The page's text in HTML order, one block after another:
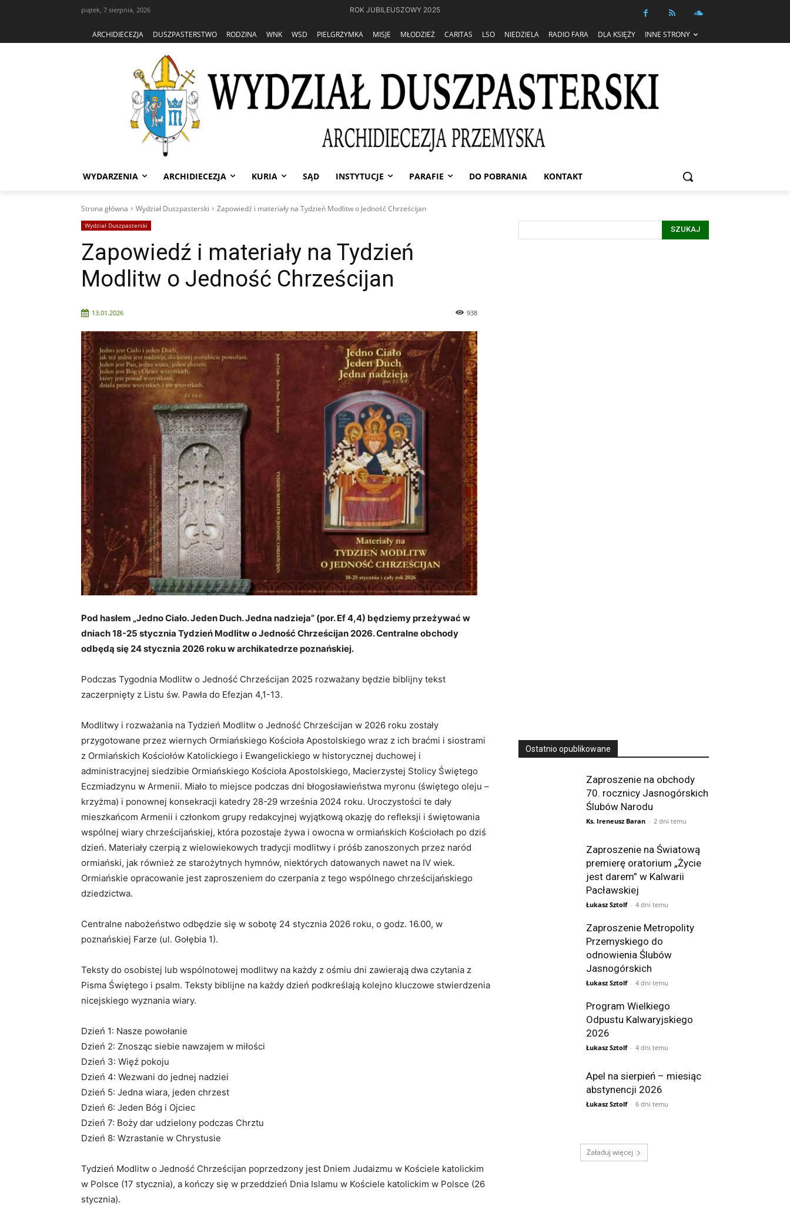
piątek, 7 sierpnia, 2026 ROK JUBILEUSZOWY 2025
ARCHIDIECEZJA DUSZPASTERSTWO RODZINA WNK WSD PIELGRZYMKA MISJE MŁODZIEŻ CARITAS LSO NIEDZIELA RADIO FARA DLA KSIĘŻY INNE STRONY
WYDARZENIA ARCHIDIECEZJA KURIA SĄD INSTYTUCJE PARAFIE DO POBRANIA KONTAKT
Strona główna Wydział Duszpasterski Zapowiedź i materiały na Tydzień Modlitw o Jedność Chrześcijan
Wydział Duszpasterski
Zapowiedź i materiały na Tydzień
Modlitw o Jedność Chrześcijan
13.01.2026 938
Pod hasłem „Jedno Ciało. Jeden Duch. Jedna nadzieja” (por. Ef 4,4) będziemy przeżywać w
dniach 18-25 stycznia Tydzień Modlitw o Jedność Chrześcijan 2026. Centralne obchody
odbędą się 24 stycznia 2026 roku w archikatedrze poznańskiej.
Podczas Tygodnia Modlitw o Jedność Chrześcijan 2025 rozważany będzie biblijny tekst
zaczerpnięty z Listu św. Pawła do Efezjan 4,1-13.
Modlitwy i rozważania na Tydzień Modlitw o Jedność Chrześcijan w 2026 roku zostały
przygotowane przez wiernych Ormiańskiego Kościoła Apostolskiego wraz z ich braćmi i siostrami
z Ormiańskich Kościołów Katolickiego i Ewangelickiego w historycznej duchowej i
administracyjnej siedzibie Ormiańskiego Kościoła Apostolskiego, Macierzystej Stolicy Świętego
Eczmiadzynu w Armenii. Miało to miejsce podczas dni błogosławieństwa myronu (świętego oleju –
krzyżma) i ponownej konsekracji katedry 28-29 września 2024 roku. Uroczystości te dały
mieszkańcom Armenii i członkom grupy redakcyjnej wyjątkową okazję do refleksji i świętowania
wspólnej wiary chrześcijańskiej, która pozostaje żywa i owocna w ormiańskich Kościołach po dziś
dzień. Materiały czerpią z wielowiekowych tradycji modlitwy i próśb zanoszonych przez naród
ormiański, jak również ze starożytnych hymnów, niektórych datowanych nawet na IV wiek.
Ormiańskie opracowanie jest zaproszeniem do czerpania z tego wspólnego chrześcijańskiego
dziedzictwa.
Centralne nabożeństwo odbędzie się w sobotę 24 stycznia 2026 roku, o godz. 16.00, w
poznańskiej Farze (ul. Gołębia 1).
Teksty do osobistej lub wspólnotowej modlitwy na każdy z ośmiu dni zawierają dwa czytania z
Pisma Świętego i psalm. Teksty biblijne na każdy dzień podkreślają kolejno kluczowe stwierdzenia
nicejskiego wyznania wiary.
Dzień 1: Nasze powołanie
Dzień 2: Znosząc siebie nawzajem w miłości
Dzień 3: Więź pokoju
Dzień 4: Wezwani do jednej nadziei
Dzień 5: Jedna wiara, jeden chrzest
Dzień 6: Jeden Bóg i Ojciec
Dzień 7: Boży dar udzielony podczas Chrztu
Dzień 8: Wzrastanie w Chrystusie
Tydzień Modlitw o Jedność Chrześcijan poprzedzony jest Dniem Judaizmu w Kościele katolickim
w Polsce (17 stycznia), a kończy się w przeddzień Dnia Islamu w Kościele katolickim w Polsce (26
stycznia).
SZUKAJ
Ostatnio opublikowane
Zaproszenie na obchody
70. rocznicy Jasnogórskich
Ślubów Narodu
Ks. Ireneusz Baran - 2 dni temu
Zaproszenie na Światową
premierę oratorium „Życie
jest darem” w Kalwarii
Pacławskiej
Łukasz Sztolf - 4 dni temu
Zaproszenie Metropolity
Przemyskiego do
odnowienia Ślubów
Jasnogórskich
Łukasz Sztolf - 4 dni temu
Program Wielkiego
Odpustu Kalwaryjskiego
2026
Łukasz Sztolf - 4 dni temu
Apel na sierpień – miesiąc
abstynencji 2026
Łukasz Sztolf - 6 dni temu
Załaduj więcej